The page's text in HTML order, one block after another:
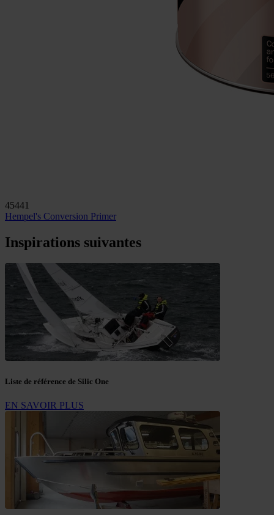
45441
Hempel's Conversion Primer
Inspirations suivantes
Liste de référence de Silic One
EN SAVOIR PLUS